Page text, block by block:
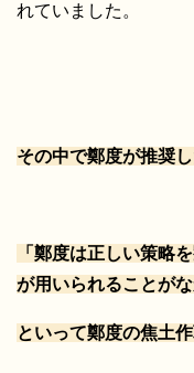
れていました。
その中で鄭度が推奨
「鄭度は正しい策略
が用いられることがな
といって鄭度の焦土